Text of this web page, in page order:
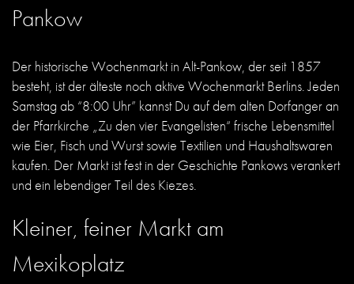
Pankow
Der historische Wochenmarkt in Alt-Pankow, der seit 1857
besteht, ist der älteste noch aktive Wochenmarkt Berlins. Jeden
Samstag ab “8:00 Uhr” kannst Du auf dem alten Dorfanger an
der Pfarrkirche „Zu den vier Evangelisten“ frische Lebensmittel
wie Eier, Fisch und Wurst sowie Textilien und Haushaltswaren
kaufen. Der Markt ist fest in der Geschichte Pankows verankert
und ein lebendiger Teil des Kiezes.
Kleiner, feiner Markt am
Mexikoplatz